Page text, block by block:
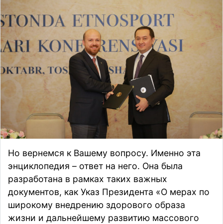
Но вернемся к Вашему вопросу. Именно эта
энциклопедия – ответ на него. Она была
разработана в рамках таких важных
документов, как Указ Президента «О мерах по
широкому внедрению здорового образа
жизни и дальнейшему развитию массового